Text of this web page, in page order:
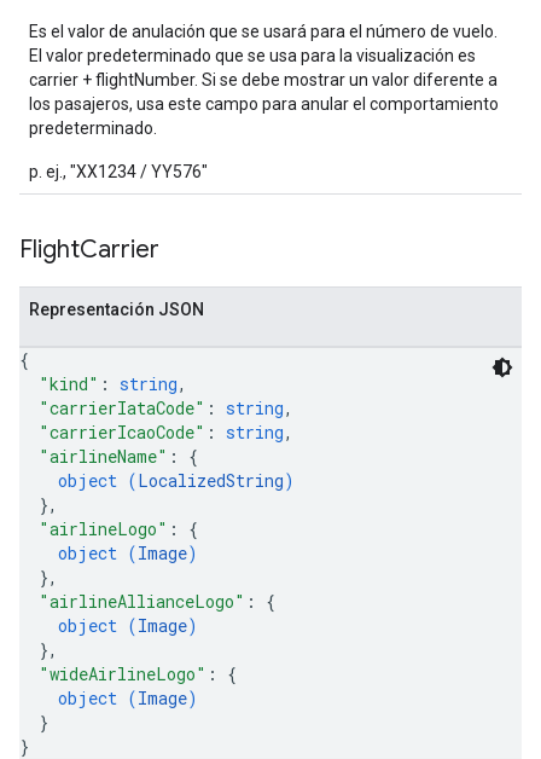
Es el valor de anulación que se usará para el número de vuelo.
El valor predeterminado que se usa para la visualización es
carrier + flightNumber. Si se debe mostrar un valor diferente a
los pasajeros, usa este campo para anular el comportamiento
predeterminado.
p. ej., "XX1234 / YY576"
FlightCarrier
Representación JSON
{
"kind" : string,
"carrierIataCode" : string,
"carrierIcaoCode" : string,
"airlineName" : {
object (LocalizedString)
},
"airlineLogo" : {
object (Image)
},
"airlineAllianceLogo" : {
object (Image)
},
"wideAirlineLogo" : {
object (Image)
}
}